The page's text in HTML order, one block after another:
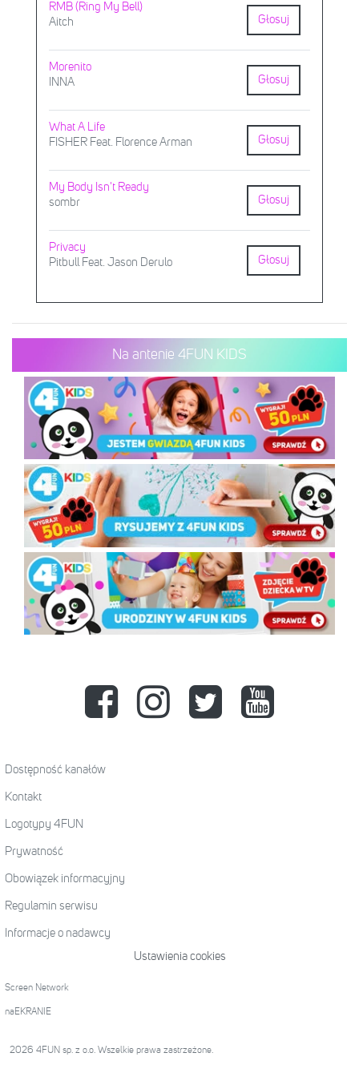
RMB (Ring My Bell)
Aitch
Głosuj
Morenito
INNA
Głosuj
What A Life
FISHER Feat. Florence Arman
Głosuj
My Body Isn't Ready
sombr
Głosuj
Privacy
Pitbull Feat. Jason Derulo
Głosuj
Na antenie 4FUN KIDS
Dostępność kanałów
Kontakt
Logotypy 4FUN
Prywatność
Obowiązek informacyjny
Regulamin serwisu
Informacje o nadawcy
Ustawienia cookies
Screen Network
naEKRANIE
2026 4FUN sp. z o.o. Wszelkie prawa zastrzeżone.